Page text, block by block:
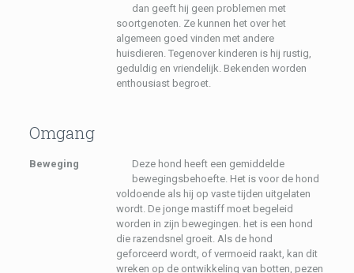
dan geeft hij geen problemen met
soortgenoten. Ze kunnen het over het
algemeen goed vinden met andere
huisdieren. Tegenover kinderen is hij rustig,
geduldig en vriendelijk. Bekenden worden
enthousiast begroet.
Omgang
Beweging
Deze hond heeft een gemiddelde
bewegingsbehoefte. Het is voor de hond
voldoende als hij op vaste tijden uitgelaten
wordt. De jonge mastiff moet begeleid
worden in zijn bewegingen. het is een hond
die razendsnel groeit. Als de hond
geforceerd wordt, of vermoeid raakt, kan dit
wreken op de ontwikkeling van botten, pezen